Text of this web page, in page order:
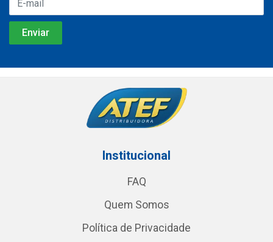
Institucional
FAQ
Quem Somos
Política de Privacidade